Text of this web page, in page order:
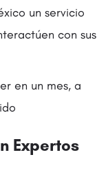
un servicio
con sus
en un mes, a
Expertos